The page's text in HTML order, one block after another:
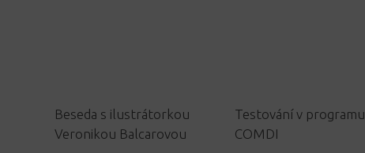
Beseda s ilustrátorkou
Veronikou Balcarovou
Testování v programu
COMDI